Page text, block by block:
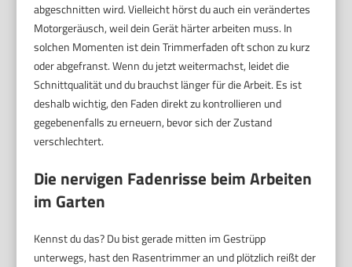
abgeschnitten wird. Vielleicht hörst du auch ein verändertes
Motorgeräusch, weil dein Gerät härter arbeiten muss. In
solchen Momenten ist dein Trimmerfaden oft schon zu kurz
oder abgefranst. Wenn du jetzt weitermachst, leidet die
Schnittqualität und du brauchst länger für die Arbeit. Es ist
deshalb wichtig, den Faden direkt zu kontrollieren und
gegebenenfalls zu erneuern, bevor sich der Zustand
verschlechtert.
Die nervigen Fadenrisse beim Arbeiten
im Garten
Kennst du das? Du bist gerade mitten im Gestrüpp
unterwegs, hast den Rasentrimmer an und plötzlich reißt der